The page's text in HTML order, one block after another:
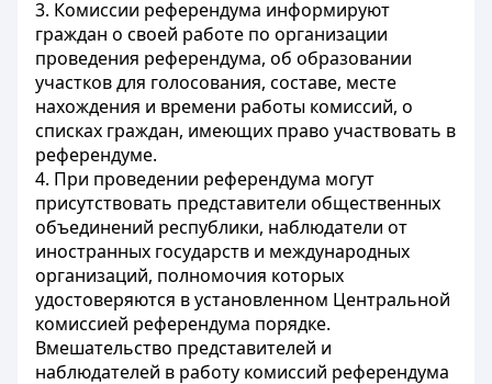
3. Комиссии референдума информируют
граждан о своей работе по организации
проведения референдума, об образовании
участков для голосования, составе, месте
нахождения и времени работы комиссий, о
списках граждан, имеющих право участвовать в
референдуме.
4. При проведении референдума могут
присутствовать представители общественных
объединений республики, наблюдатели от
иностранных государств и международных
организаций, полномочия которых
удостоверяются в установленном Центральной
комиссией референдума порядке.
Вмешательство представителей и
наблюдателей в работу комиссий референдума